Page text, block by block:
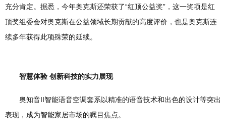
充分肯定。据悉，今年奥克斯还荣获了“红顶公益奖”，这一奖项是红
顶奖组委会对奥克斯在公益领域长期贡献的高度评价，也是奥克斯连
续多年获得此项殊荣的延续。
智慧体验 创新科技的实力展现
奥知音II智能语音空调套系以精准的语音技术和出色的设计等突出
表现，成为智能家居市场的瞩目焦点。